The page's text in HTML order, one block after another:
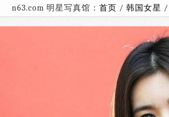
n63.com 明星写真馆： 首页 / 韩国女星 /